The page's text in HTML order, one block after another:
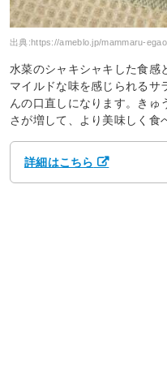
出典: https://ameblo.jp/mammaru-
水菜のシャキシャキした食感
マイルドな味を感じられるサ
んの口直しになります。きゅ
さが増して、より美味しく食
詳細はこちら